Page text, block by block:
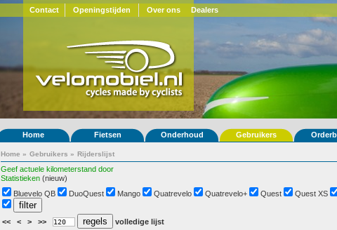
Contact Openingstijden Over ons Dealers
Home Fietsen Onderhoud Gebruikers
Home » Gebruikers » Rijderslijst
Geef actuele kilometerstand door
Statistieken (nieuw)
Bluevelo QB DuoQuest Mango Quatrevelo Quatrevelo+ Quest Quest XS
<< < > >> volledige lijst